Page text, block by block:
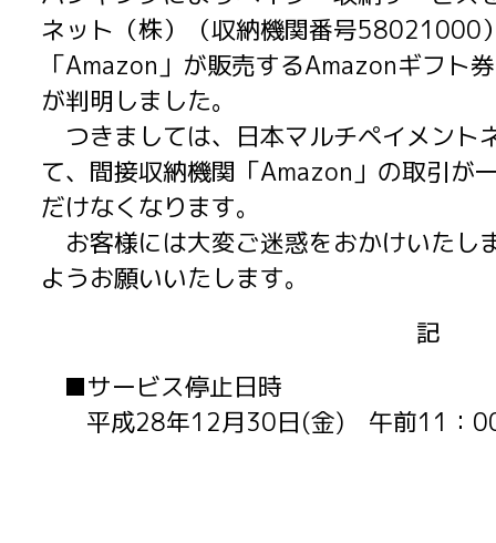
ネット（株）（収納機関番号58021000
「Amazon」が販売するAmazonギフト
が判明しました。
つきましては、日本マルチペイメント
て、間接収納機関「Amazon」の取引が
だけなくなります。
お客様には大変ご迷惑をおかけいたし
ようお願いいたします。
記
■サービス停止日時
平成28年12月30日(金) 午前11：